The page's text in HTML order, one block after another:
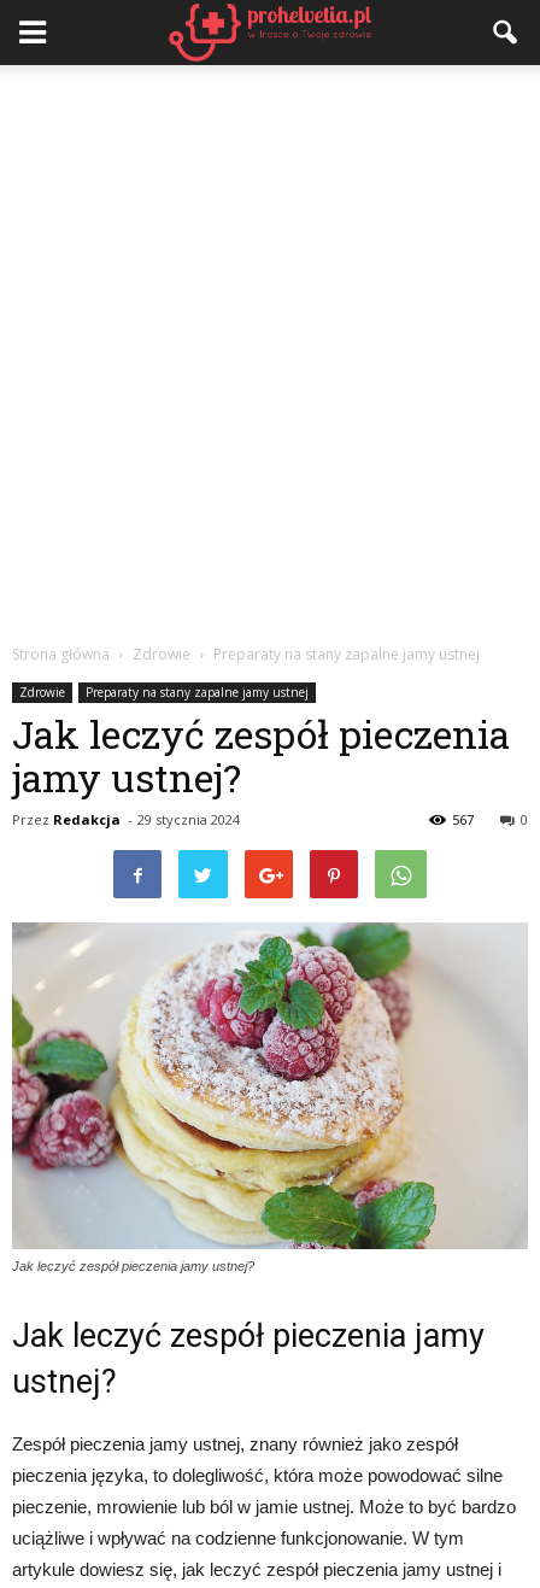
Strona główna Zdrowie Preparaty na stany zapalne jamy ustnej
Zdrowie Preparaty na stany zapalne jamy ustnej
Jak leczyć zespół pieczenia
jamy ustnej?
Przez Redakcja - 29 stycznia 2024 0
567
Jak leczyć zespół pieczenia jamy ustnej?
Jak leczyć zespół pieczenia jamy
ustnej?
Zespół pieczenia jamy ustnej, znany również jako zespół
pieczenia języka, to dolegliwość, która może powodować silne
pieczenie, mrowienie lub ból w jamie ustnej. Może to być bardzo
uciążliwe i wpływać na codzienne funkcjonowanie. W tym
artykule dowiesz się, jak leczyć zespół pieczenia jamy ustnej i